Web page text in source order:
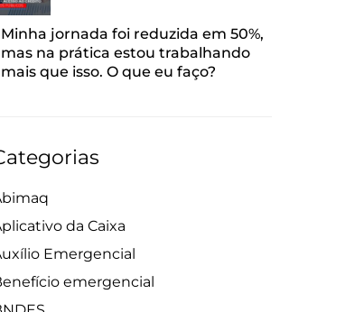
Minha jornada foi reduzida em 50%,
mas na prática estou trabalhando
mais que isso. O que eu faço?
da Caixa
Emergencial
emergencial